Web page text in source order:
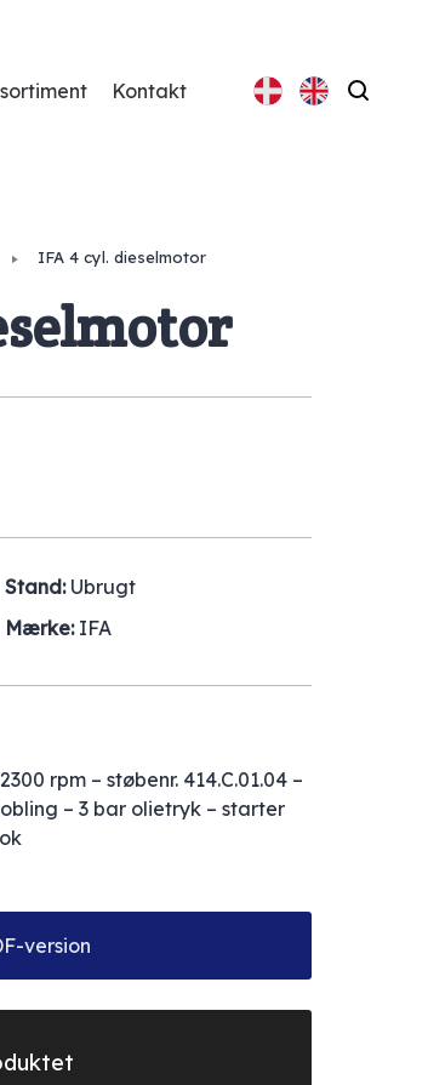
Kontakt Søg
IFA 4 cyl. dieselmotor
Stand: Ubrugt
Mærke: IFA
rpm – støbenr. 414.C.01.04 –
– 3 bar olietryk – starter
version